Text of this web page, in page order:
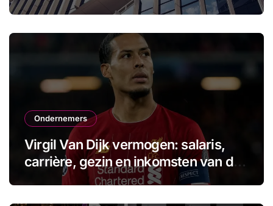
Ondernemers
Virgil Van Dijk vermogen: salaris,
carrière, gezin en inkomsten van de
aanvoerder